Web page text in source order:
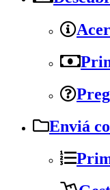
Enviá